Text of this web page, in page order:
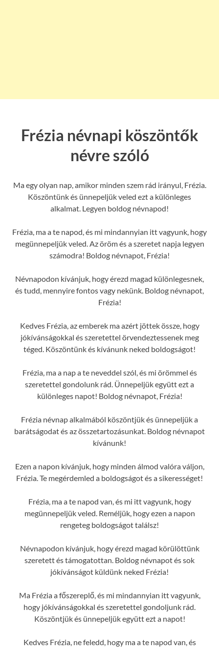
Frézia névnapi köszöntők
névre szóló
Ma egy olyan nap, amikor minden szem rád irányul, Frézia.
Köszöntünk és ünnepeljük veled ezt a különleges
alkalmat. Legyen boldog névnapod!
Frézia, ma a te napod, és mi mindannyian itt vagyunk, hogy
megünnepeljük veled. Az öröm és a szeretet napja legyen
számodra! Boldog névnapot, Frézia!
Névnapodon kívánjuk, hogy érezd magad különlegesnek,
és tudd, mennyire fontos vagy nekünk. Boldog névnapot,
Frézia!
Kedves Frézia, az emberek ma azért jöttek össze, hogy
jókívánságokkal és szeretettel örvendeztessenek meg
téged. Köszöntünk és kívánunk neked boldogságot!
Frézia, ma a nap a te neveddel szól, és mi örömmel és
szeretettel gondolunk rád. Ünnepeljük együtt ezt a
különleges napot! Boldog névnapot, Frézia!
Frézia névnap alkalmából köszöntjük és ünnepeljük a
barátságodat és az összetartozásunkat. Boldog névnapot
kívánunk!
Ezen a napon kívánjuk, hogy minden álmod valóra váljon,
Frézia. Te megérdemled a boldogságot és a sikerességet!
Frézia, ma a te napod van, és mi itt vagyunk, hogy
megünnepeljük veled. Reméljük, hogy ezen a napon
rengeteg boldogságot találsz!
Névnapodon kívánjuk, hogy érezd magad körülöttünk
szeretett és támogatottan. Boldog névnapot és sok
jókívánságot küldünk neked Frézia!
Ma Frézia a főszereplő, és mi mindannyian itt vagyunk,
hogy jókívánságokkal és szeretettel gondoljunk rád.
Köszöntjük és ünnepeljük együtt ezt a napot!
Kedves Frézia, ne feledd, hogy ma a te napod van, és